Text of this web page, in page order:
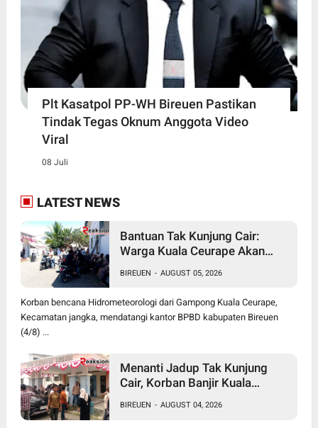
Plt Kasatpol PP-WH Bireuen Pastikan
Tindak Tegas Oknum Anggota Video
Viral
08 Juli
LATEST NEWS
Bantuan Tak Kunjung Cair:
Warga Kuala Ceurape Akan
BIREUEN - AUGUST 05, 2026
Korban bencana Hidrometeorologi dari Gampong Kuala Ceurape,
Kecamatan jangka, mendatangi kantor BPBD kabupaten Bireuen
(4/8) ...
Menanti Jadup Tak Kunjung
Cair, Korban Banjir Kuala
Bireuen: "Kami Dibola-bolai"
BIREUEN - AUGUST 04, 2026